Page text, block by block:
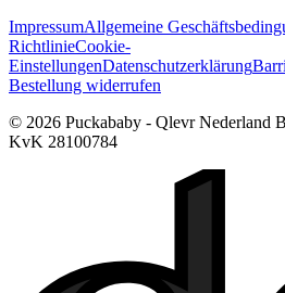
ImpressumAllgemeine
RichtlinieCookie-
EinstellungenDatenschutzerklärung
Bestellung widerrufen
© 2026 Puckababy - Qlevr Nederland
KvK 28100784